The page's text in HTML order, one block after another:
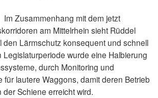
Im Zusammenhang mit dem jetzt
am Mittelrhein sieht Rüddel
Lärmschutz konsequent und schnell
wurde eine Halbierung
durch Monitoring und
lautere Waggons, damit deren Betrieb
Schiene erreicht wird.